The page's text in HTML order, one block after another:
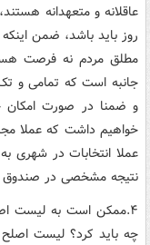
عاقلانه و متعهدانه
روز باید باشد، ضمن
مطلق مردم نه فرصت
جانبه است که تمامی و
و ضمنا در صورت امکان
خواهیم داشت که عملا
عملا انتخابات در شهری
نتیجه مشخصی در صندوق
۴.ممکن است به لیست
چه باید کرد؟ لیست